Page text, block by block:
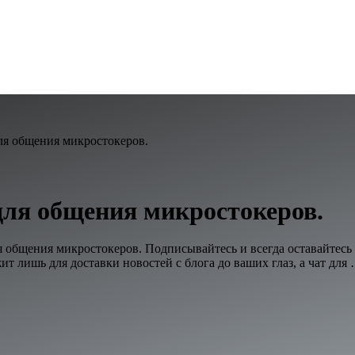
общения микростокеров.
общения микростокеров.
микростокеров. Подписывайтесь и всегда оставайтесь
лишь для доставки новостей с блога до ваших глаз, а чат